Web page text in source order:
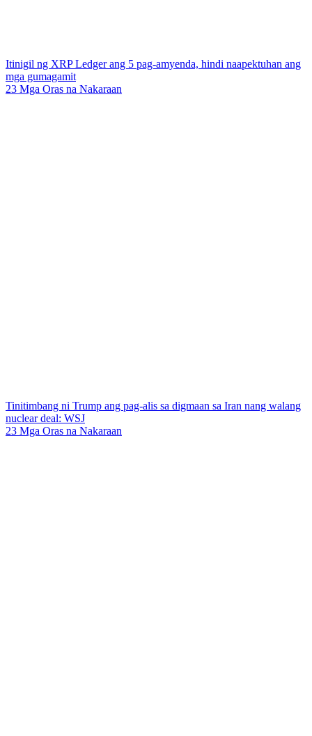
Itinigil ng XRP Ledger ang 5 pag-amyenda, hindi naapektuhan ang
mga gumagamit
23 Mga Oras na Nakaraan
Tinitimbang ni Trump ang pag-alis sa digmaan sa Iran nang walang
nuclear deal: WSJ
23 Mga Oras na Nakaraan